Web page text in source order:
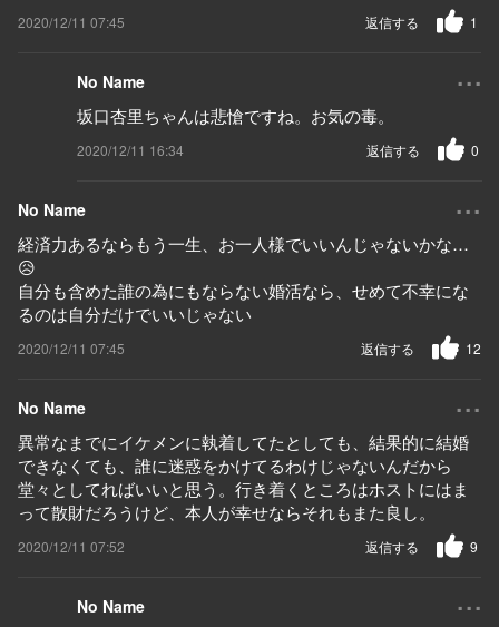
2020/12/11 07:45 1
返信する
No Name ...
坂口杏里ちゃんは悲愴ですね。お気の毒。
2020/12/11 16:34 0
返信する
No Name ...
経済力あるならもう一生、お一人様でいいんじゃないかな…
😥
自分も含めた誰の為にもならない婚活なら、せめて不幸にな
るのは自分だけでいいじゃない
2020/12/11 07:45 12
返信する
No Name ...
異常なまでにイケメンに執着してたとしても、結果的に結婚
できなくても、誰に迷惑をかけてるわけじゃないんだから
堂々としてればいいと思う。行き着くところはホストにはま
って散財だろうけど、本人が幸せならそれもまた良し。
2020/12/11 07:52 9
返信する
No Name ...